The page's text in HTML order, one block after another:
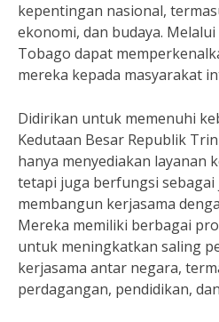
kepentingan nasional,
ekonomi, dan budaya.
Tobago dapat
mereka kepada masyarakat
Didirikan untuk memenuhi
Kedutaan Besar Republik
hanya menyediakan layanan
tetapi juga berfungsi
membangun kerjasama
Mereka memiliki berbagai
untuk meningkatkan saling
kerjasama antar negara,
perdagangan, pendidikan,